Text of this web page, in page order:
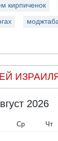
кирпиченок
2026
Ср Чт